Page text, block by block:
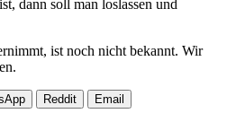
dann soll man loslassen und
ist noch nicht bekannt. Wir
Reddit Email